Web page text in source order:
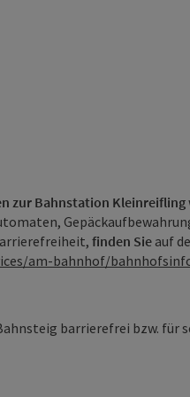
zur Bahnstation Kleinreifling
finden Sie auf
am-bahnhof/
barrierefrei bzw. für